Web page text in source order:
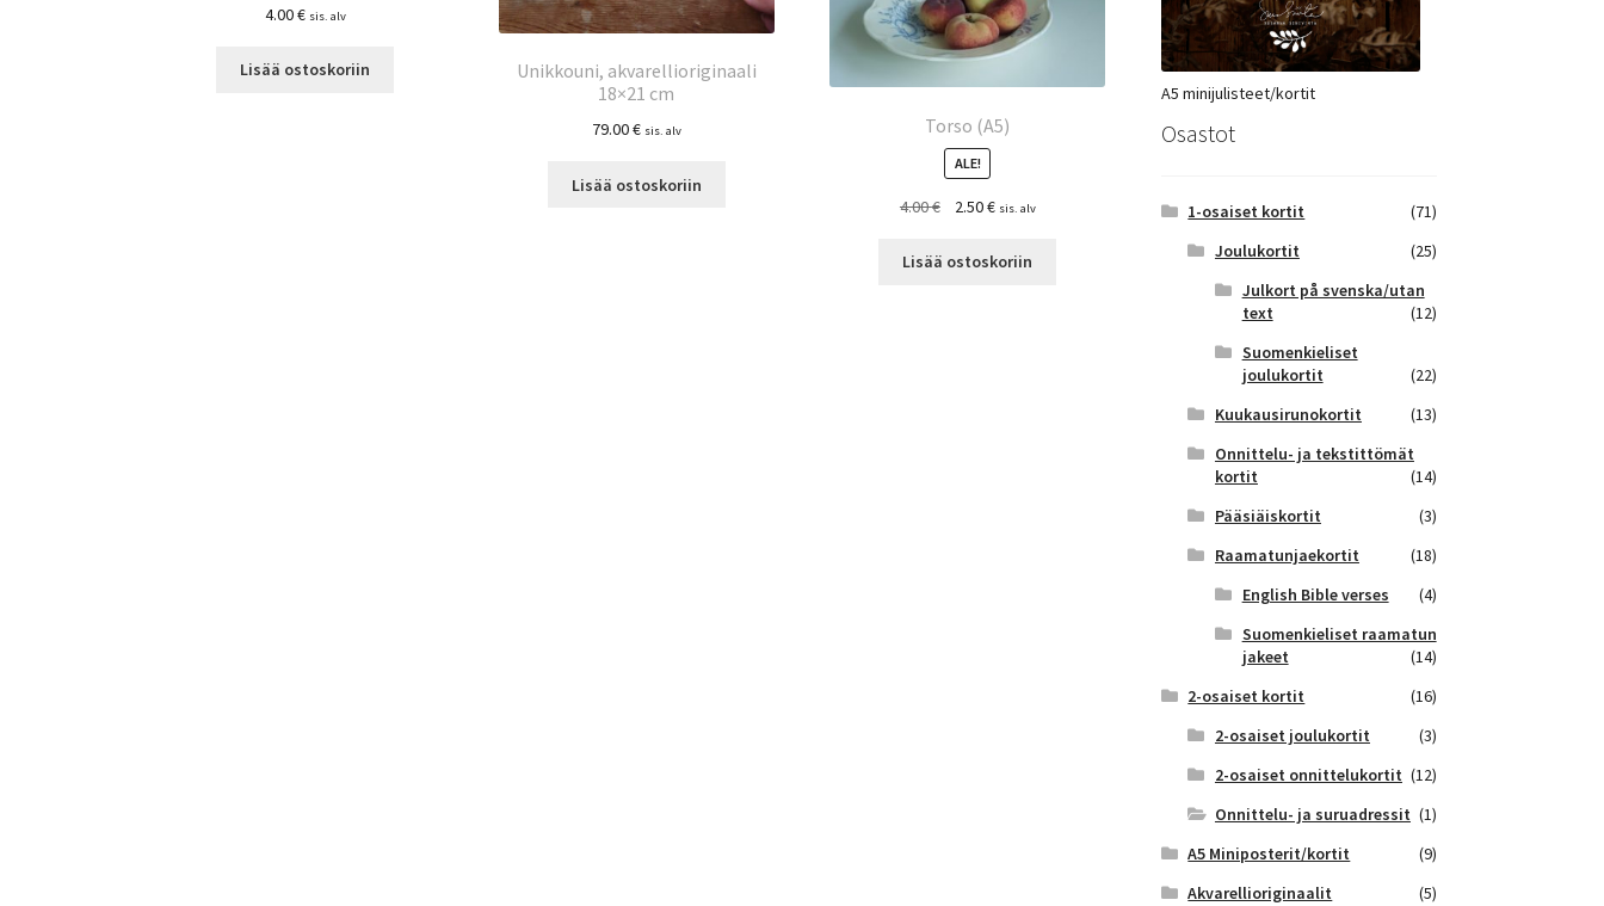
4.00€ sis. alv
Lisää ostoskoriin
Unikkouni, akvarellioriginaali
18×21 cm
79.00€ sis. alv
Lisää ostoskoriin
Torso (A5)
ALE!
4.00€
Alkuperäinen
oli:
2.50€Nykyinen
on:
sis. alv
Lisää ostoskoriin
A5 minijulisteet/kortit
Osastot
1-osaiset kortit
(71)
Joulukortit
(25)
Julkort på svenska/utan
text
(12)
Suomenkieliset
joulukortit
(22)
Kuukausirunokortit
(13)
Onnittelu- ja tekstittömät
kortit
(14)
Pääsiäiskortit
(3)
Raamatunjaekortit
(18)
English Bible verses
(4)
Suomenkieliset raamatun
jakeet
(14)
2-osaiset kortit
(16)
2-osaiset joulukortit
(3)
2-osaiset onnittelukortit (12)
Onnittelu- ja suruadressit (1)
A5 Miniposterit/kortit
(9)
Akvarellioriginaalit
(5)